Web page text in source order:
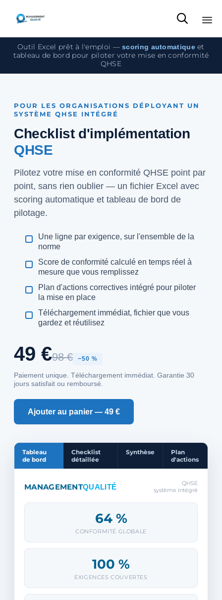

Outil Excel prêt à l'emploi —scoring automatiqueet
tableau de bord pour piloter votre mise en conformité
QHSE
POUR LES ORGANISATIONS DÉPLOYANT UN
SYSTÈME QHSE INTÉGRÉ
Checklist d'implémentation
QHSE
Pilotez votre mise en conformité QHSE point par
point, sans rien oublier — un fichier Excel avec
scoring automatique et tableau de bord de
pilotage.
Une ligne par exigence, sur l'ensemble de la
norme
Score de conformité calculé en temps réel à
mesure que vous remplissez
Plan d'actions correctives intégré pour piloter
la mise en place
Téléchargement immédiat, fichier que vous
gardez et réutilisez
49 €98 € −50 %
Paiement unique. Téléchargement immédiat. Garantie 30
jours satisfait ou remboursé.
Ajouter au panier — 49 €
Tableau
de bord
Checklist
détaillée
Synthèse
Plan
d'actions
MANAGEMENTQUALITÉ
QHSE
système intégré
64 %
CONFORMITÉ GLOBALE
100 %
EXIGENCES COUVERTES